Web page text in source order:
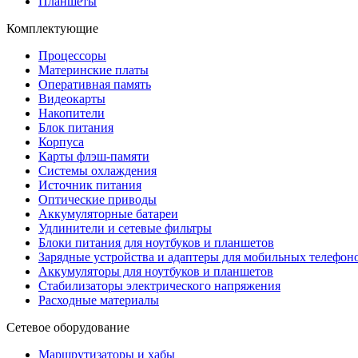
Комплектующие
Процессоры
Материнские платы
Оперативная память
Видеокарты
Накопители
Блок питания
Корпуса
Карты флэш-памяти
Системы охлаждения
Источник питания
Оптические приводы
Аккумуляторные батареи
Удлинители и сетевые фильтры
Блоки питания для ноутбуков и планшетов
Зарядные устройства и адаптеры для мобильных
Аккумуляторы для ноутбуков и планшетов
Стабилизаторы электрического напряжения
Расходные материалы
Сетевое оборудование
Маршрутизаторы и хабы